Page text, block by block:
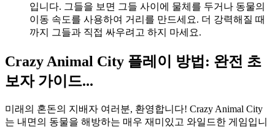
입니다. 그들을 보면 그들 사이에 물체를 두거나 동물의
이동 속도를 사용하여 거리를 만드세요. 더 강력해질 때
까지 그들과 직접 싸우려고 하지 마세요.
Crazy Animal City 플레이 방법: 완전 초
보자 가이드...
미래의 혼돈의 지배자 여러분, 환영합니다! Crazy Animal City
는 내면의 동물을 해방하는 매우 재미있고 와일드한 게임입니